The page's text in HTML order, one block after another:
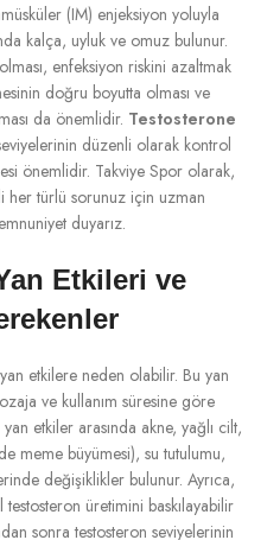
(IM) enjeksiyon yoluyla
kalça, uyluk ve omuz bulunur.
enfeksiyon riskini azaltmak
doğru boyutta olması ve
da önemlidir. Testosterone
düzenli olarak kontrol
önemlidir. Takviye Spor olarak,
her türlü sorunuz için uzman
duyarız.
Etkileri ve
yan etkilere neden olabilir. Bu yan
ve kullanım süresine göre
etkiler arasında akne, yağlı cilt,
meme büyümesi), su tutulumu,
değişiklikler bulunur. Ayrıca,
testosteron üretimini baskılayabilir
sonra testosteron seviyelerinin